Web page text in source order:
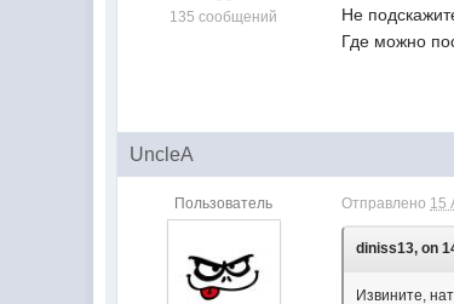
135 сообщений
Не
Где можно
UncleA
Пользователь Отправлено 15
diniss13, on
Извините,